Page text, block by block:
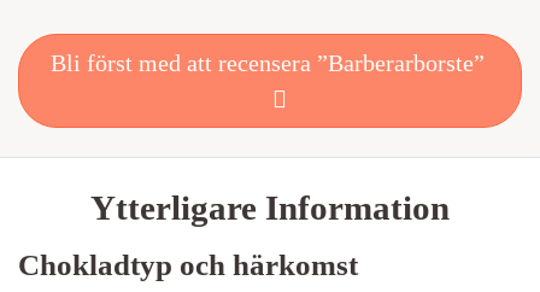
Bli först med att recensera ”Barberarborste”
Ytterligare Information
Chokladtyp och härkomst